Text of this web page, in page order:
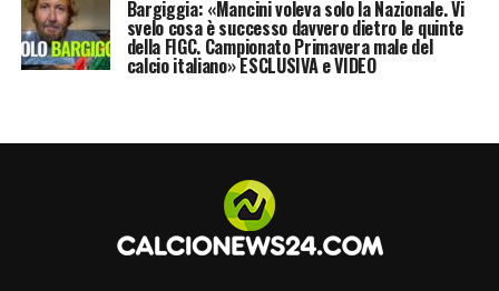
Bargiggia: «Mancini voleva solo la Nazionale. Vi
svelo cosa è successo davvero dietro le quinte
della FIGC. Campionato Primavera male del
calcio italiano» ESCLUSIVA e VIDEO